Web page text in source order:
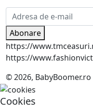
Abonare
https://
https://
© 2026, BabyBoomer.ro
Cookies